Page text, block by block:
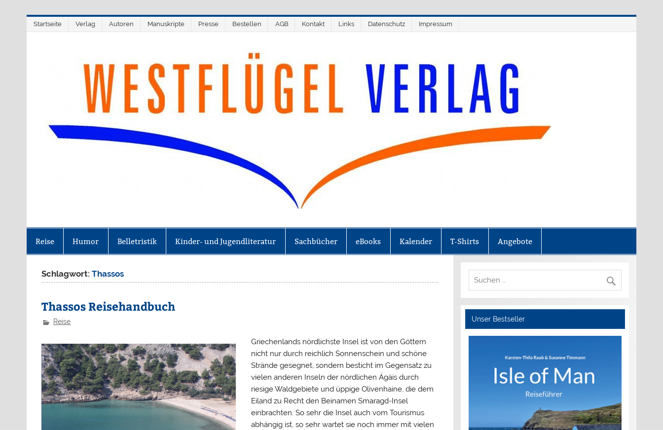
springen
Startseite Verlag Autoren Manuskripte Presse Bestellen AGB Kontakt Links Datenschutz Impressum
Reise Humor Belletristik Kinder- und Jugendliteratur Sachbücher eBooks Kalender T-Shirts Angebote
Schlagwort:Thassos
Thassos Reisehandbuch
Reise
Griechenlands nördlichste Insel ist von den Göttern
nicht nur durch reichlich Sonnenschein und schöne
Strände gesegnet, sondern besticht im Gegensatz zu
vielen anderen Inseln der nördlichen Ägäis durch
riesige Waldgebiete und üppige Olivenhaine, die dem
Eiland zu Recht den Beinamen Smaragd-Insel
einbrachten. So sehr die Insel auch vom Tourismus
abhängig ist, so sehr wartet sie noch immer mit vielen
Unser Bestseller